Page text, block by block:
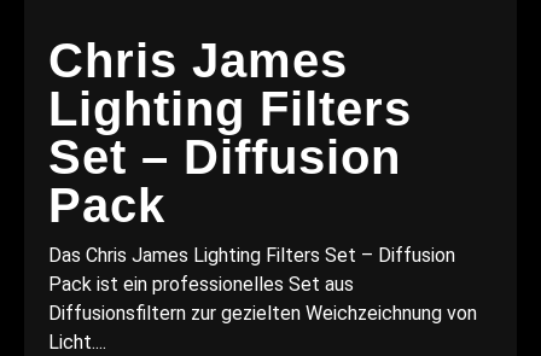
Chris James
Lighting Filters
Set – Diffusion
Pack
Das Chris James Lighting Filters Set – Diffusion
Pack ist ein professionelles Set aus
Diffusionsfiltern zur gezielten Weichzeichnung von
Licht....